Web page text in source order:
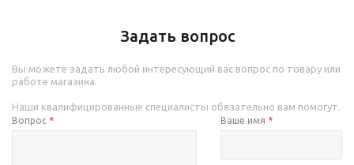
Задать вопрос
Вы можете задать любой интересующий вас вопрос по товару или
работе магазина.
Наши квалифицированные специалисты обязательно вам помогут.
Вопрос * Ваше имя *